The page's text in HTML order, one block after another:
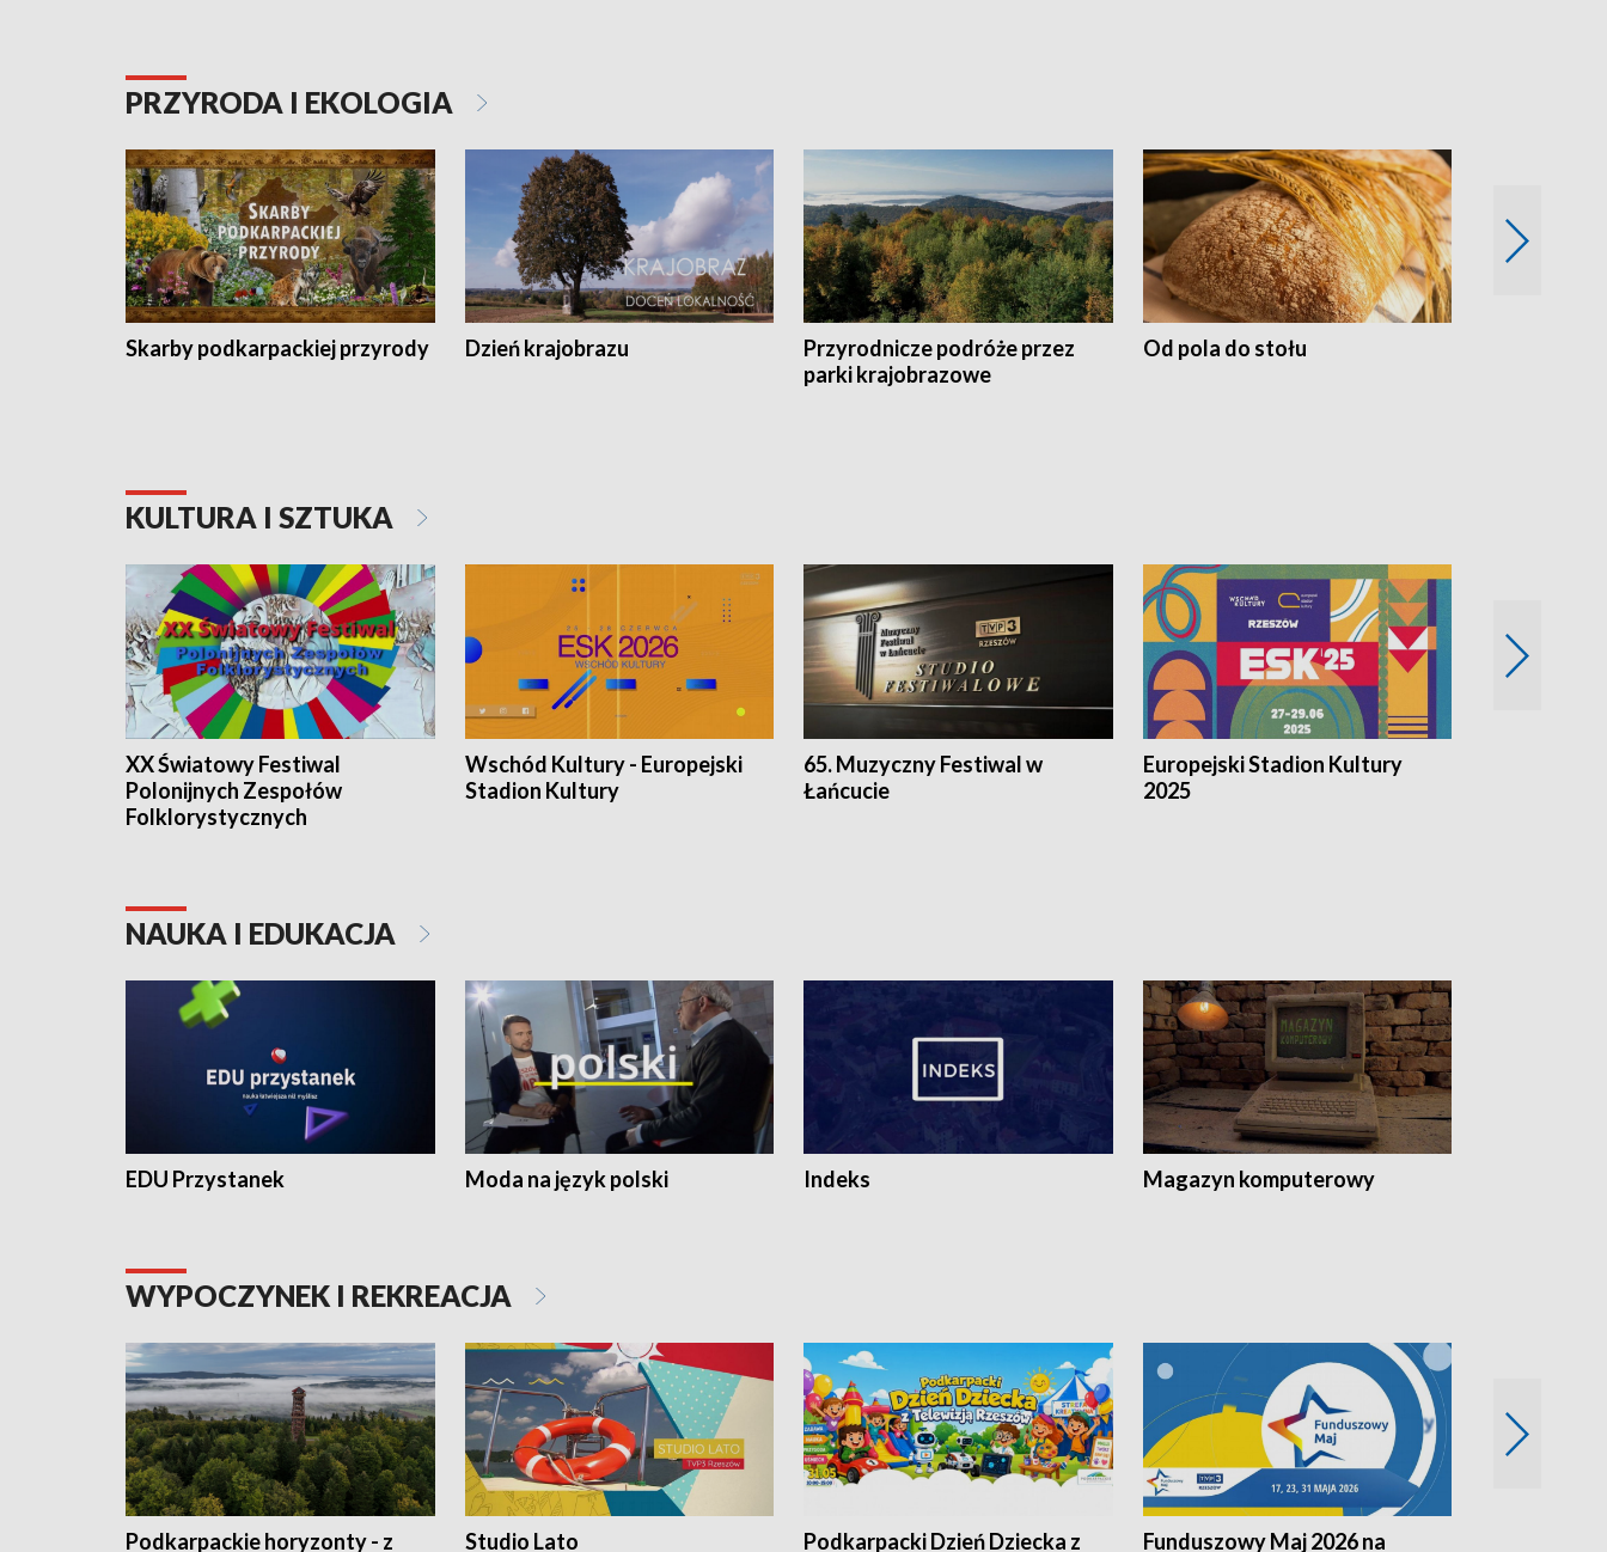
PRZYRODA I EKOLOGIA
Skarby podkarpackiej przyrody Dzień krajobrazu
Przyrodnicze podróże przez
parki krajobrazowe
Od pola do stołu
KULTURA I SZTUKA
XX Światowy Festiwal
Polonijnych Zespołów
Folklorystycznych
Wschód Kultury - Europejski
Stadion Kultury
65. Muzyczny Festiwal w
Łańcucie
Europejski Stadion Kultury
2025
NAUKA I EDUKACJA
EDU Przystanek Moda na język polski Indeks Magazyn komputerowy
WYPOCZYNEK I REKREACJA
Podkarpackie horyzonty - z Studio Lato Podkarpacki Dzień Dziecka z Funduszowy Maj 2026 na